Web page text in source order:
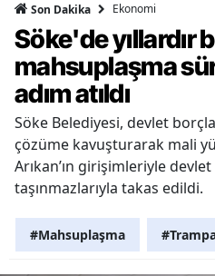
Son Dakika Ekonomi
Söke'de yıllardır
mahsuplaşma
adım atıldı
Söke Belediyesi, devlet
çözüme kavuşturarak mali
Arıkan’ın girişimleriyle
taşınmazlarıyla takas edildi.
#Mahsuplaşma